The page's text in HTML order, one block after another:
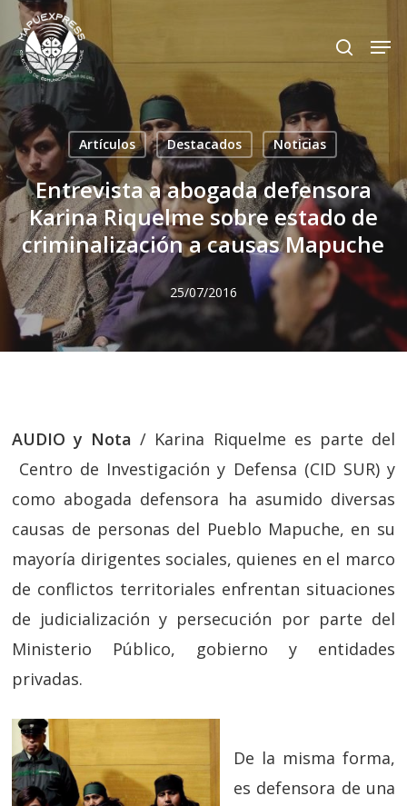
Skip
to
main
content
search
Artículos Destacados Noticias
Entrevista a abogada defensora
Karina Riquelme sobre estado de
criminalización a causas Mapuche
25/07/2016
AUDIO y Nota / Karina Riquelme es parte del
Centro de Investigación y Defensa (CID SUR) y
como abogada defensora ha asumido diversas
causas de personas del Pueblo Mapuche, en su
mayoría dirigentes sociales, quienes en el marco
de conflictos territoriales enfrentan situaciones
de judicialización y persecución por parte del
Ministerio Público, gobierno y entidades
privadas.
De la misma forma,
es defensora de una
Close